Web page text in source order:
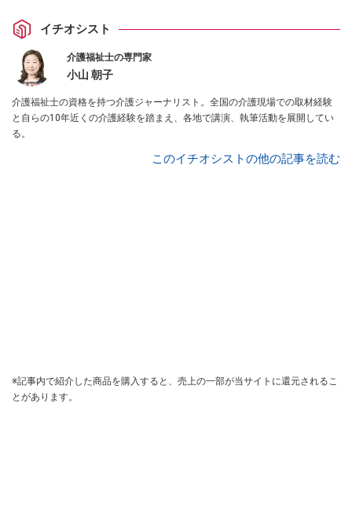
イチオシスト
介護福祉士の専門家
小山 朝子
介護福祉士の資格を持つ介護ジャーナリスト。全国の介護現場での取材経験
と自らの10年近くの介護経験を踏まえ、各地で講演、執筆活動を展開してい
る。
このイチオシストの他の記事を読む
※記事内で紹介した商品を購入すると、売上の一部が当サイトに還元されるこ
とがあります。